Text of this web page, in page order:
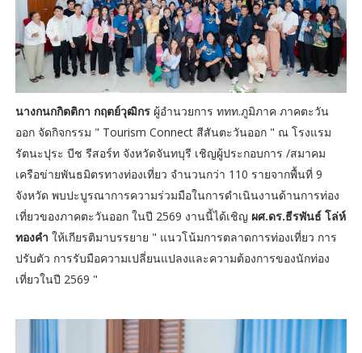
นางกนกกิตติกา กฤตย์วุฒิกรผู้อำนวยการ ททท.ภูมิภาค ภาคตะวัน
ออก จัดกิจกรรม " Tourism Connect สีสันตะวันออก " ณ โรงแรม
รัตนะปุระ บีช รีสอร์ท จังหวัดจันทบุรี เชิญผู้ประกอบการ /สมาคม
เครือข่ายพันธมิตรทางท่องเที่ยว จำนวนกว่า 110 รายจากพื้นที่ 9
จังหวัด พบปะบูรณาการความร่วมมือในการดำเนินงานด้านการท่อง
เที่ยวของภาคตะวันออก ในปี 2569 งานนี้ได้เชิญ ผศ.ดร.ธีรพันธ์ โล่ห์
ทองคำ ให้เกียรติมาบรรยาย " แนวโน้มการตลาดการท่องเที่ยว การ
ปรับตัว การรับมือความเปลี่ยนแปลงและความต้องการของนักท่อง
เที่ยวในปี 2569 "